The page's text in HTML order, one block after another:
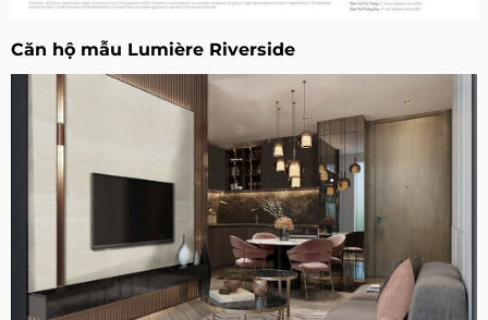
Căn hộ mẫu Lumière Riverside